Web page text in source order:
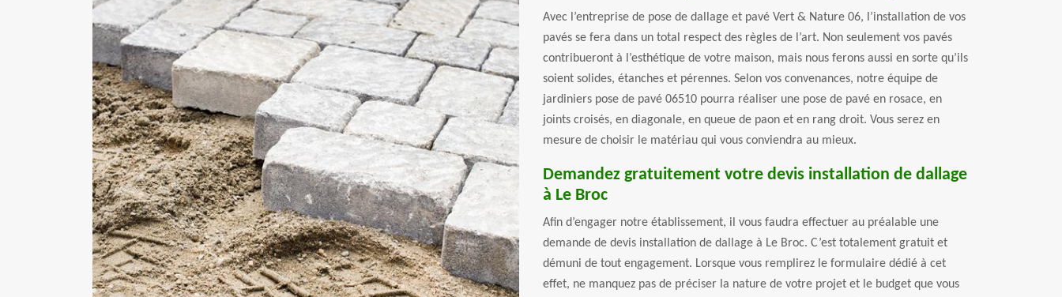
Avec l’entreprise de pose de dallage et pavé Vert & Nature 06, l’installation de vos
pavés se fera dans un total respect des règles de l’art. Non seulement vos pavés
contribueront à l’esthétique de votre maison, mais nous ferons aussi en sorte qu’ils
soient solides, étanches et pérennes. Selon vos convenances, notre équipe de
jardiniers pose de pavé 06510 pourra réaliser une pose de pavé en rosace, en
joints croisés, en diagonale, en queue de paon et en rang droit. Vous serez en
mesure de choisir le matériau qui vous conviendra au mieux.
Demandez gratuitement votre devis installation de dallage
à Le Broc
Afin d’engager notre établissement, il vous faudra effectuer au préalable une
demande de devis installation de dallage à Le Broc. C’est totalement gratuit et
démuni de tout engagement. Lorsque vous remplirez le formulaire dédié à cet
effet, ne manquez pas de préciser la nature de votre projet et le budget que vous